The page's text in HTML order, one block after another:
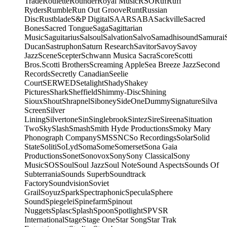
RydersRumbleRun Out GrooveRuntRussian
DiscRustbladeS&P DigitalSAARSABASackvilleSacred
BonesSacred TongueSagaSagittarian
MusicSaguitariusSalsoulSalvationSalvoSamadhisoundSamurai
DucanSastruphonSaturn ResearchSavitorSavoySavoy
JazzSceneScepterSchwann Musica SacraScoreScotti
Bros.Scotti BrothersScreaming AppleSea Breeze JazzSecond
RecordsSecretly CanadianSeelie
CourtSERWEDSetalightShadyShakey
PicturesSharkSheffieldShimmy-DiscShining
SiouxShoutShrapnelSiboneySideOneDummySignatureSilva
ScreenSilver
LiningSilvertoneSinSinglebrookSintezSireSireenaSituation
TwoSkySlashSmashSmith Hyde ProductionsSmoky Mary
Phonograph CompanySMSSNCSo RecordingsSolarSolid
StateSolitiSoLydSomaSomeSomersetSona Gaia
ProductionsSonetSonovoxSonySony ClassicalSony
MusicSOSSoulSoul JazzSoul NoteSound AspectsSounds Of
SubterraniaSounds SuperbSoundtrack
FactorySoundvisionSoviet
GrailSoyuzSparkSpectraphonicSpeculaSphere
SoundSpiegeleiSpinefarmSpinout
NuggetsSplascSplashSpoonSpotlightSPVSR
InternationalStageStage OneStar SongStar Trak